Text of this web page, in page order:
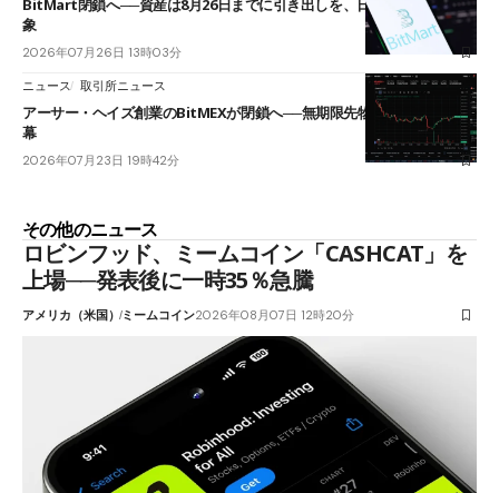
BitMart閉鎖へ──資産は8月26日までに引き出しを、日本人利用者も対
象
2026年07月26日 13時03分
ニュース 取引所ニュース
アーサー・ヘイズ創業のBitMEXが閉鎖へ──無期限先物を生んだ11年に
幕
2026年07月23日 19時42分
その他のニュース
ロビンフッド、ミームコイン「CASHCAT」を
上場──発表後に一時35％急騰
アメリカ（米国）ミームコイン2026年08月07日 12時20分